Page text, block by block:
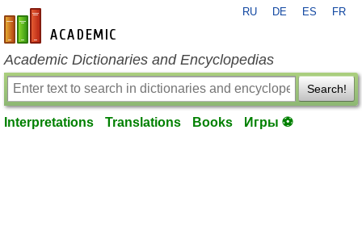
en-academic.com
RU DE ES FR
Academic Dictionaries and Encyclopedias
Search!
Interpretations Translations Books Игры ⚽